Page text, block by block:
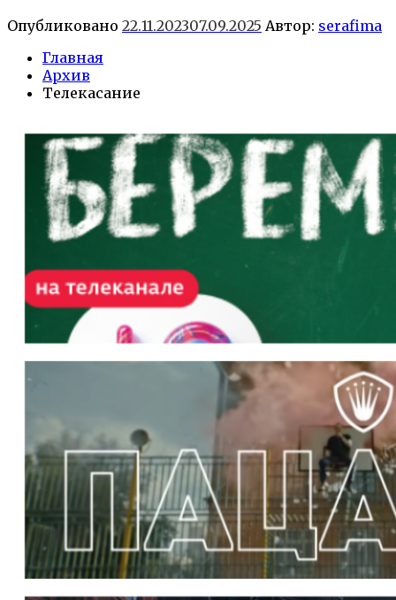
Опубликовано 22.11.202307.09.2025 Автор: serafima
Главная
Архив
Телекасание